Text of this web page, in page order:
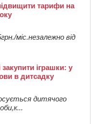
тарифи на
міс.незалежно від
іграшки: у
в дитсадку
дитячого